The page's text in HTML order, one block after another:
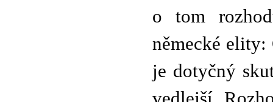
o tom
německé
je dotyčný